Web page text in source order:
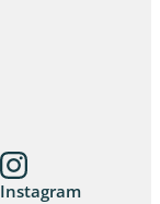
Instagram